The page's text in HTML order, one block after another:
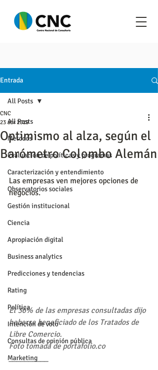
Entrada
All Posts
Metodos
Evaluación de políticas y programas
Caracterización y entendimiento
Observatorios sociales
Gestión institucional
Ciencia
Apropiación digital
Business analytics
Predicciones y tendencias
Rating
Política
Intención de voto
Consultas de opinión pública
Marketing
All Posts
Optimismo al alza, según el
Barómetro Colombo Alemán
CNC
23 abr 2019
Las empresas ven mejores opciones de
negocios.
El 36% de las empresas consultadas dijo
haberse beneficiado de los Tratados de
Libre Comercio.
Foto tomada de portafolio.co
__________